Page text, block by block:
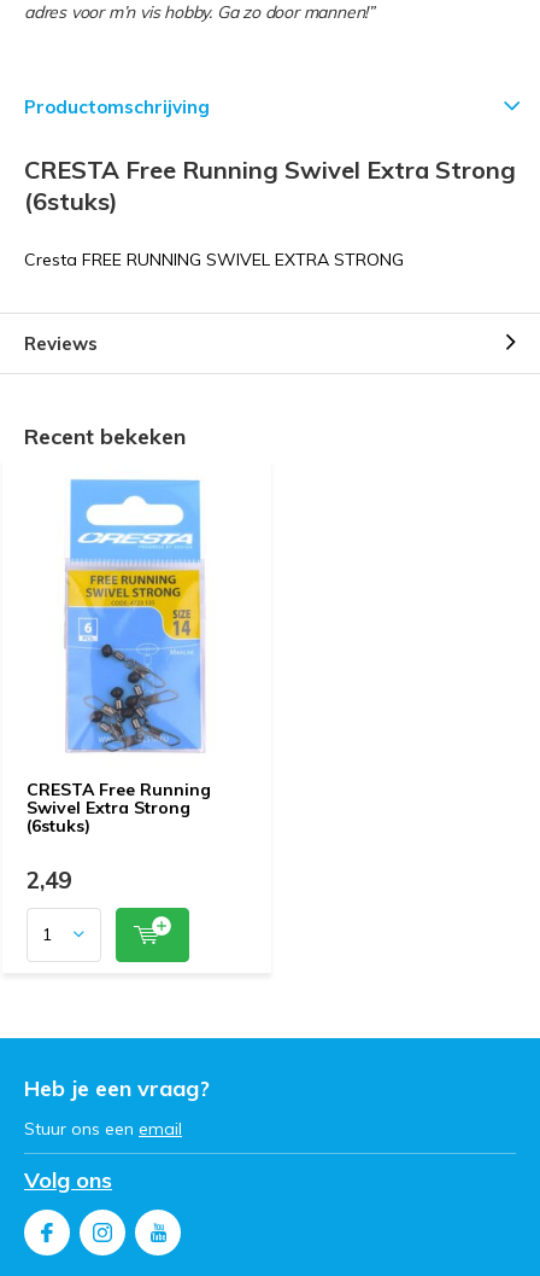
adres voor m’n vis hobby. Ga zo door mannen!”
Productomschrijving
CRESTA Free Running Swivel Extra Strong
(6stuks)
Cresta FREE RUNNING SWIVEL EXTRA STRONG
Reviews
Recent bekeken
CRESTA Free Running
Swivel Extra Strong
(6stuks)
2,49
Heb je een vraag?
Stuur ons een email
Volg ons